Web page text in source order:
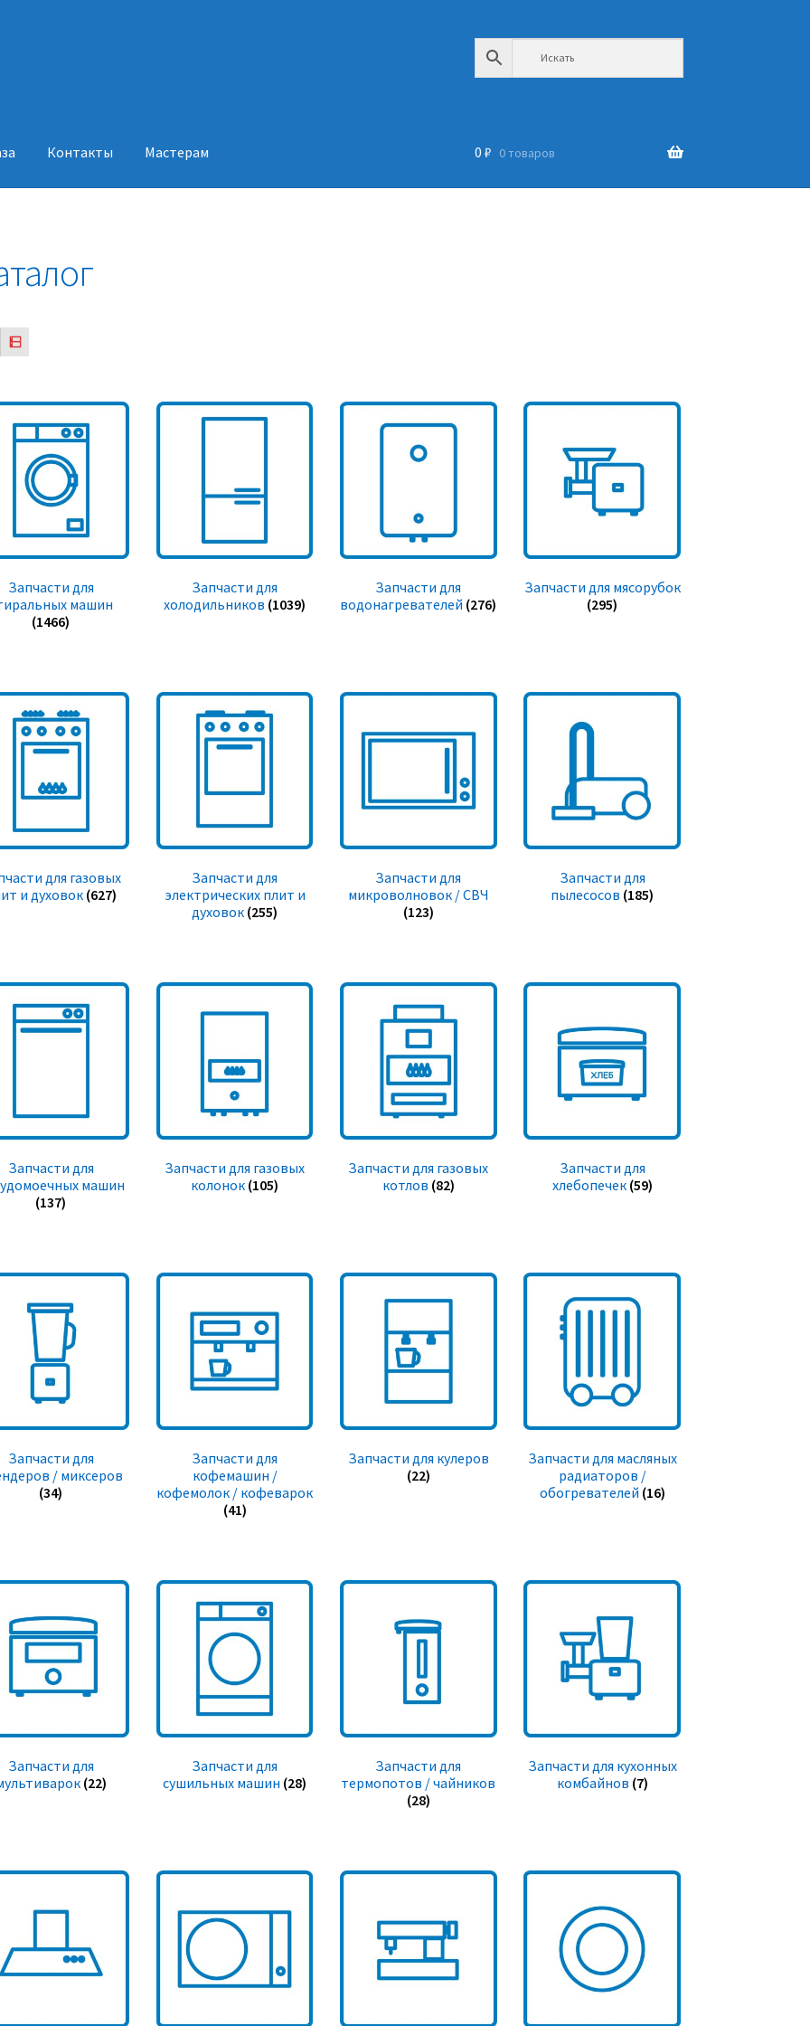
Контакты Мастерам 0 ₽ 0 товаров
Запчасти для
машин
(1466)
Запчасти для
холодильников (1039)
Запчасти для
водонагревателей (276)
Запчасти для мясорубок
(295)
для газовых
и духовок (627)
Запчасти для
электрических плит и
духовок (255)
Запчасти для
микроволновок / СВЧ
(123)
Запчасти для
пылесосов (185)
Запчасти для
машин
(137)
Запчасти для газовых
колонок (105)
Запчасти для газовых
котлов (82)
Запчасти для
хлебопечек (59)
Запчасти для
/ миксеров
(34)
Запчасти для
кофемашин /
кофемолок / кофеварок
(41)
Запчасти для кулеров
(22)
Запчасти для масляных
радиаторов /
обогревателей (16)
Запчасти для
(22)
Запчасти для
сушильных машин (28)
Запчасти для
термопотов / чайников
(28)
Запчасти для кухонных
комбайнов (7)